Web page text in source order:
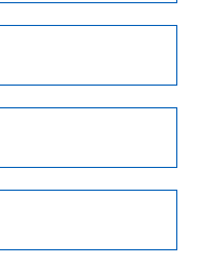
Cd Cr(VI)